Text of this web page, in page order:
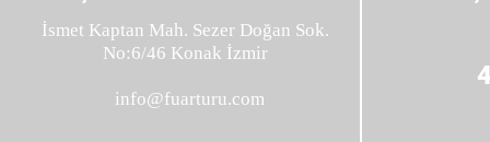
İsmet Kaptan Mah. Sezer Doğan Sok.
No:6/46 Konak İzmir
info@fuarturu.com